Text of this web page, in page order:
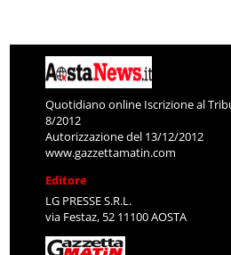
Quotidiano online Iscrizione al
8/2012
Autorizzazione del 13/12/2012
www.gazzettamatin.com
Editore
LG PRESSE S.R.L.
via Festaz, 52 11100 AOSTA